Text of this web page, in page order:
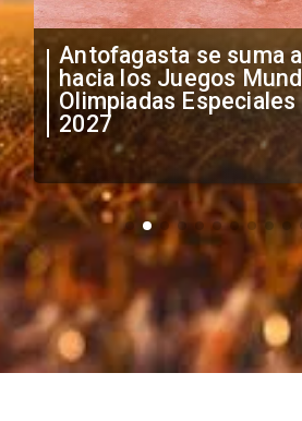
Antofagasta se suma
hacia los Juegos
Olimpiadas
2027